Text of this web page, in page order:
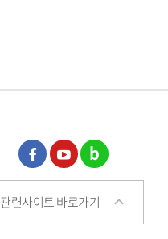
페이
스북
유튜
브
블로
그
관련사이트 바로가기